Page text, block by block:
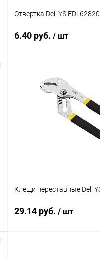
Отвертка Deli YS
6.40 руб. / шт
Купить в 1 клик
Клещи переставные Deli
29.14 руб. / шт